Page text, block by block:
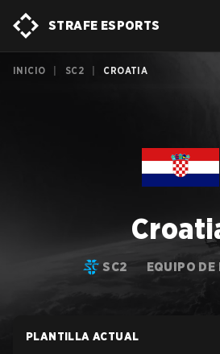
STRAFE ESPORTS
INICIO SC2 CROATIA
SC2 EQUIPO DE
PLANTILLA ACTUAL